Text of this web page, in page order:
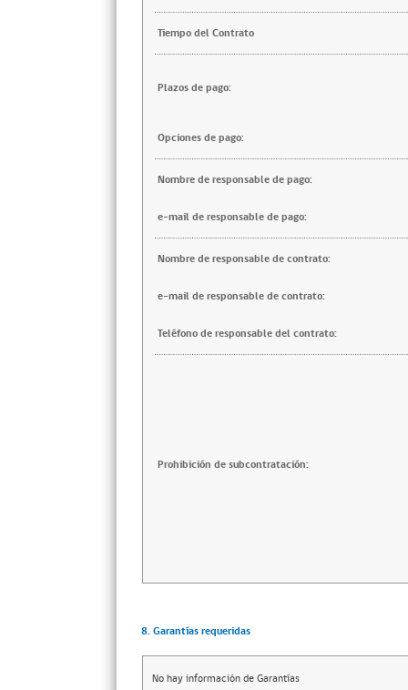
Tiempo del Contrato
Plazos de pago:
Opciones de pago:
Nombre de responsable de pago:
e-mail de responsable de pago:
Nombre de responsable de contrato:
e-mail de responsable de contrato:
Teléfono de responsable del contrato:
Prohibición de subcontratación:
8. Garantías requeridas
No hay información de Garantías